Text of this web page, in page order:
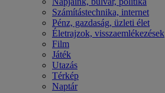
Számítástechnika, internet
Pénz, gazdaság, üzleti élet
Életrajzok, visszaemlékezések
Film
Játék
Utazás
Térkép
Naptár